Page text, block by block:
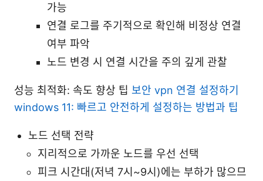
가능
연결 로그를 주기적으로 확인해 비정상 연결
여부 파악
노드 변경 시 연결 시간을 주의 깊게 관찰
성능 최적화: 속도 향상 팁 보안 vpn 연결 설정하기
windows 11: 빠르고 안전하게 설정하는 방법과 팁
노드 선택 전략
지리적으로 가까운 노드를 우선 선택
피크 시간대(저녁 7시~9시)에는 부하가 많으므